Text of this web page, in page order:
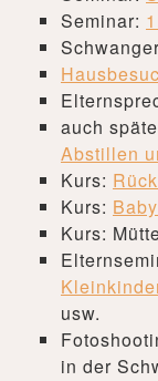
Seminar:
auch
Abstillen
Kurs:
Kurs:
Kurs:
usw.
in der